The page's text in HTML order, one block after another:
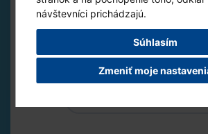
návštevníci prichádzajú.
Súhlasím
Zmeniť moje